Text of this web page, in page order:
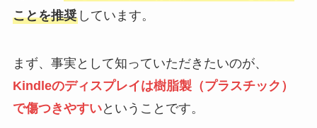
ことを推奨しています。
まず、事実として知っていただきたいのが、
Kindleのディスプレイは樹脂製（プラスチック）
で傷つきやすいということです。